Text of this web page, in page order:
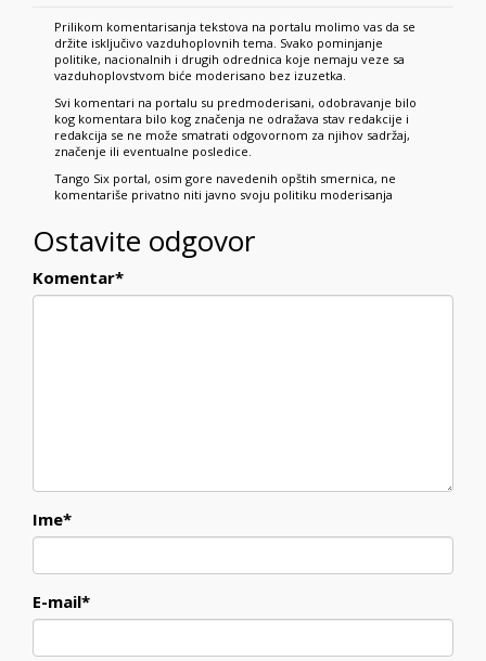
Prilikom komentarisanja tekstova na portalu molimo vas da se
držite isključivo vazduhoplovnih tema. Svako pominjanje
politike, nacionalnih i drugih odrednica koje nemaju veze sa
vazduhoplovstvom biće moderisano bez izuzetka.
Svi komentari na portalu su predmoderisani, odobravanje bilo
kog komentara bilo kog značenja ne odražava stav redakcije i
redakcija se ne može smatrati odgovornom za njihov sadržaj,
značenje ili eventualne posledice.
Tango Six portal, osim gore navedenih opštih smernica, ne
komentariše privatno niti javno svoju politiku moderisanja
Ostavite odgovor
Komentar*
Ime*
E-mail*